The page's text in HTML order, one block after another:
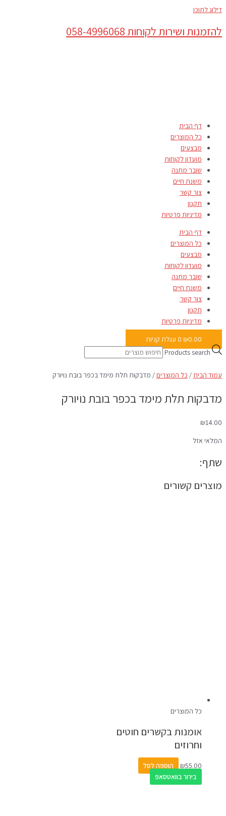
דילוג לתוכן
להזמנות ושירות לקוחות 058-4996068
דף הבית
כל המוצרים
מבצעים
מועדון לקוחות
שובר מתנה
משנת חיים
צור קשר
תקנון
מדיניות פרטיות
דף הבית
כל המוצרים
מבצעים
מועדון לקוחות
שובר מתנה
משנת חיים
צור קשר
תקנון
מדיניות פרטיות
₪0.00
0 עגלת קניות
Products search
עמוד הבית/ כל המוצרים / מדבקות תלת מימד בכפר בובת נויורק
מדבקות תלת מימד בכפר בובת נויורק
₪14.00
המלאי אזל
שתף:
מוצרים קשורים
כל המוצרים
אומנות בקשרים חוטים
וחרוזים
₪55.00
הוספה לסל
בירור בוואטסאפ